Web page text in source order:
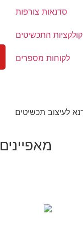
סדנאות צורפות
קולקציות התכשיטים
לקוחות מספרים
מאפיינים